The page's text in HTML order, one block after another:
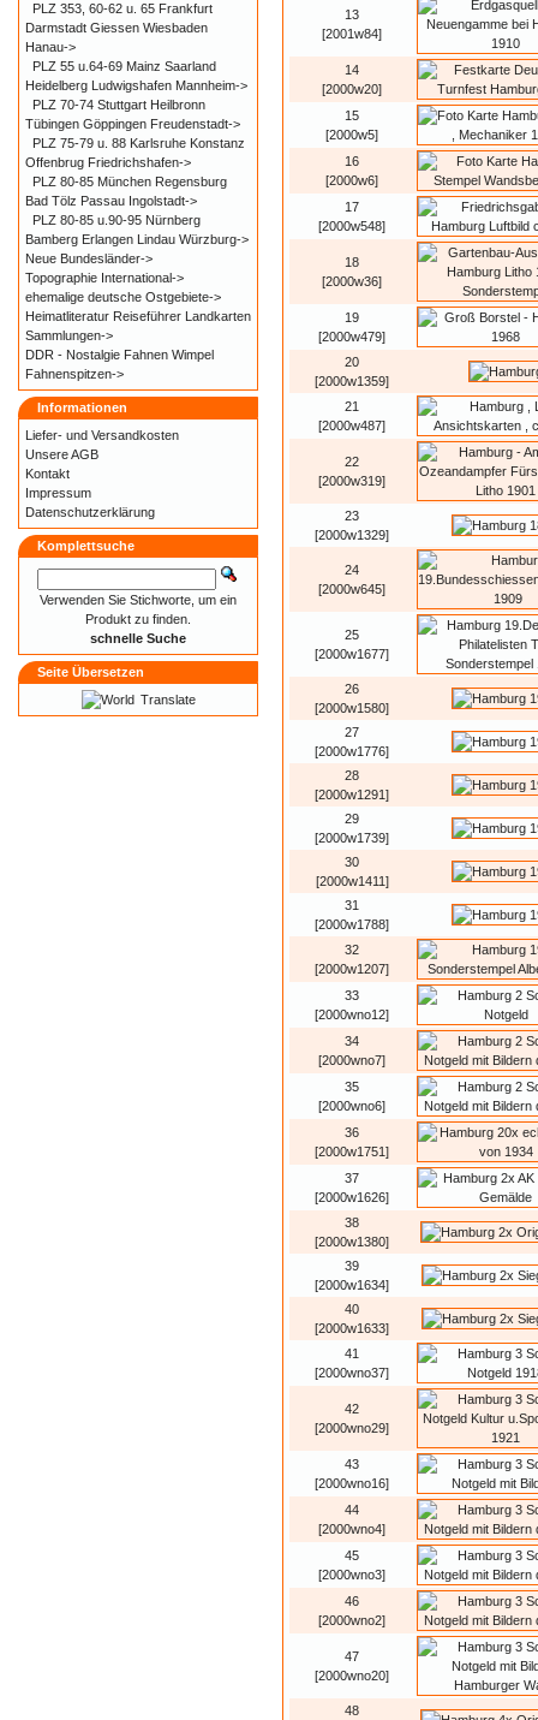
13
[2001w84]
14
[2000w20]
15
[2000w5]
16
[2000w6]
17
[2000w548]
18
[2000w36]
19
[2000w479]
20
[2000w1359]
21
[2000w487]
22
[2000w319]
23
[2000w1329]
24
[2000w645]
25
[2000w1677]
26
[2000w1580]
27
[2000w1776]
28
[2000w1291]
29
[2000w1739]
30
[2000w1411]
31
[2000w1788]
32
[2000w1207]
33
[2000wno12]
34
[2000wno7]
35
[2000wno6]
36
[2000w1751]
37
[2000w1626]
38
[2000w1380]
39
[2000w1634]
40
[2000w1633]
41
[2000wno37]
42
[2000wno29]
43
[2000wno16]
44
[2000wno4]
45
[2000wno3]
46
[2000wno2]
47
[2000wno20]
48
PLZ 353, 60-62 u. 65 Frankfurt
Darmstadt Giessen Wiesbaden
Hanau->
PLZ 55 u.64-69 Mainz Saarland
Heidelberg Ludwigshafen Mannheim->
PLZ 70-74 Stuttgart Heilbronn
Tübingen Göppingen Freudenstadt->
PLZ 75-79 u. 88 Karlsruhe Konstanz
Offenbrug Friedrichshafen->
PLZ 80-85 München Regensburg
Bad Tölz Passau Ingolstadt->
PLZ 80-85 u.90-95 Nürnberg
Bamberg Erlangen Lindau Würzburg->
Neue Bundesländer->
Topographie International->
ehemalige deutsche Ostgebiete->
Heimatliteratur Reiseführer Landkarten
Sammlungen->
DDR - Nostalgie Fahnen Wimpel
Fahnenspitzen->
Informationen
Liefer- und Versandkosten
Unsere AGB
Kontakt
Impressum
Datenschutzerklärung
Komplettsuche
Verwenden Sie Stichworte, um ein
Produkt zu finden.
schnelle Suche
Seite Übersetzen
Translate